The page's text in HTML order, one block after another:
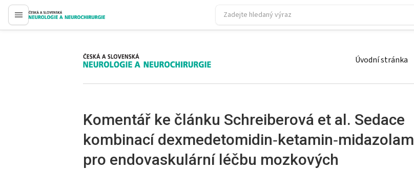
proLékaře.cz
proLékaře.cz Úvodní stránka
Komentář ke článku Schreiberová et al. Sedace
kombinací dexmedetomidin‑ketamin‑midazolam
pro endovaskulární léčbu mozkových